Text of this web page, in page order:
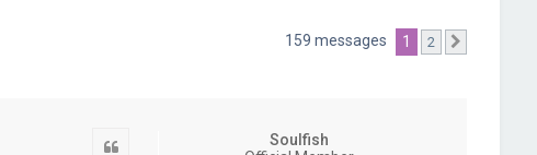
159 messages 1 2
Soulfish